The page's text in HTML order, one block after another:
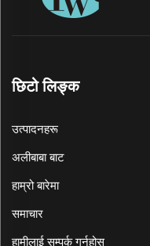
छिटो लिङ्क
उत्पादनहरू
अलीबाबा बाट
हाम्रो बारेमा
समाचार
हामीलाई सम्पर्क गर्नुहोस